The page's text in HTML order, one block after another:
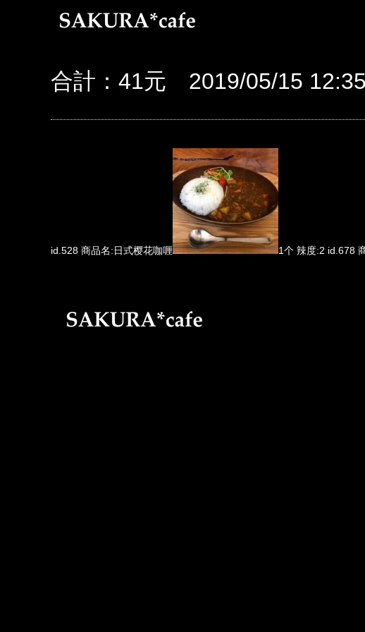
合計：41元 2019/05/15
id.528 商品名:日式樱花咖喱 1个 辣度:2 id.678